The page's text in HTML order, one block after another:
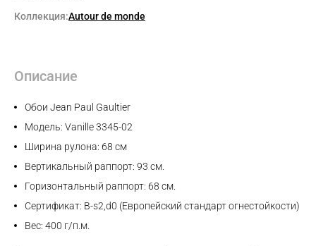
Коллекция:Autour de monde
Описание
Обои Jean Paul Gaultier
Модель: Vanille 3345-02
Ширина рулона: 68 см
Вертикальный раппорт: 93 см.
Горизонтальный раппорт: 68 см.
Сертификат: B-s2,d0 (Европейский стандарт огнестойкости)
Вес: 400 г/п.м.
Max
Telegram